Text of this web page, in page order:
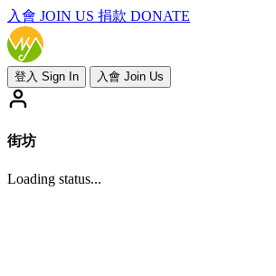
入會 JOIN US 捐款 DONATE
登入 Sign In 入會 Join Us
街坊
Loading status...